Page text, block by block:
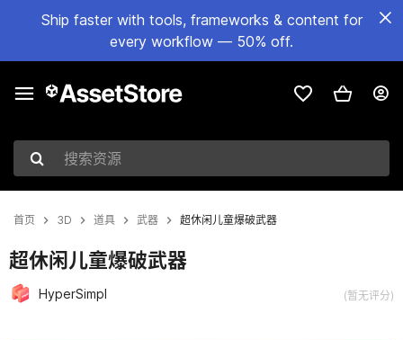
Ship faster with tools, frameworks & content for
every workflow — 50% off.
搜索资源
首页 3D 道具 武器 超休闲儿童爆破武器
超休闲儿童爆破武器
HyperSimpl (暂无评分)